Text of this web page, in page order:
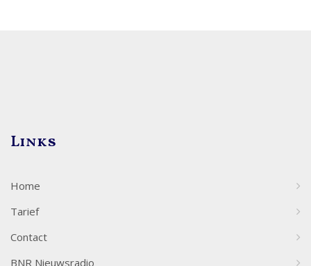
Links
Home
Tarief
Contact
BNR Nieuwsradio